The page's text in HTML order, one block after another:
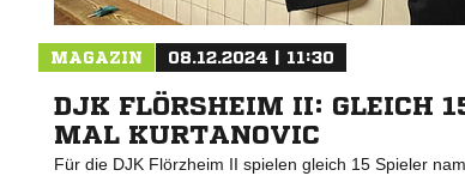
MAGAZIN 08.12.2024 | 11:30
DJK FLÖRSHEIM II: GLEICH
MAL KURTANOVIC
Für die DJK Flörzheim II spielen gleich 15 Spieler